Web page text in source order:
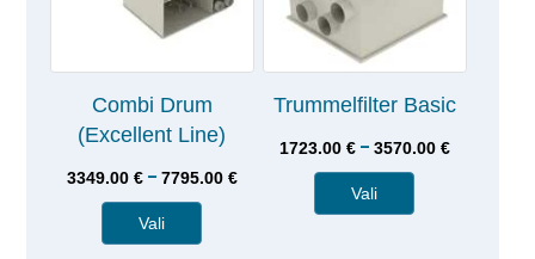
Combi Drum
(Excellent Line)
3349.00 € – 7795.00 €
Vali
Trummelfilter Basic
1723.00 € – 3570.00 €
Vali